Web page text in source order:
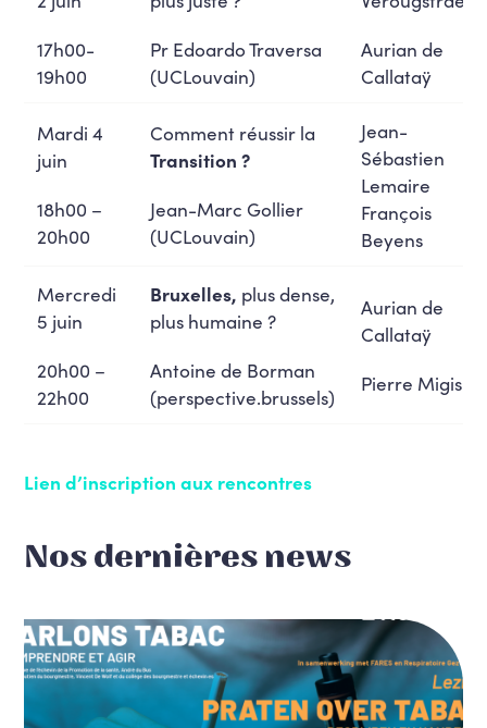
17h00-
19h00
Pr Edoardo Traversa
(UCLouvain)
Aurian de
Callataÿ
Mardi 4
juin
18h00 –
20h00
Comment réussir la
Transition ?
Jean-Marc Gollier
(UCLouvain)
Jean-
Sébastien
Lemaire
François
Beyens
Mercredi
5 juin
20h00 –
22h00
Bruxelles, plus dense,
plus humaine ?
Antoine de Borman
(perspective.brussels)
Aurian de
Callataÿ
Pierre Migisha
Lien d’inscription aux rencontres
Nos dernières news